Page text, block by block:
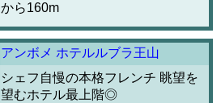
から160m
アンボメ ホテルルブラ王山
シェフ自慢の本格フレンチ 眺望を
望むホテル最上階◎